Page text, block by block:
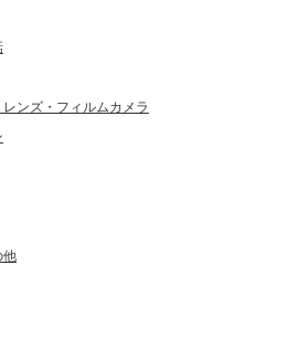
ンズ・フィルムカメラ
他